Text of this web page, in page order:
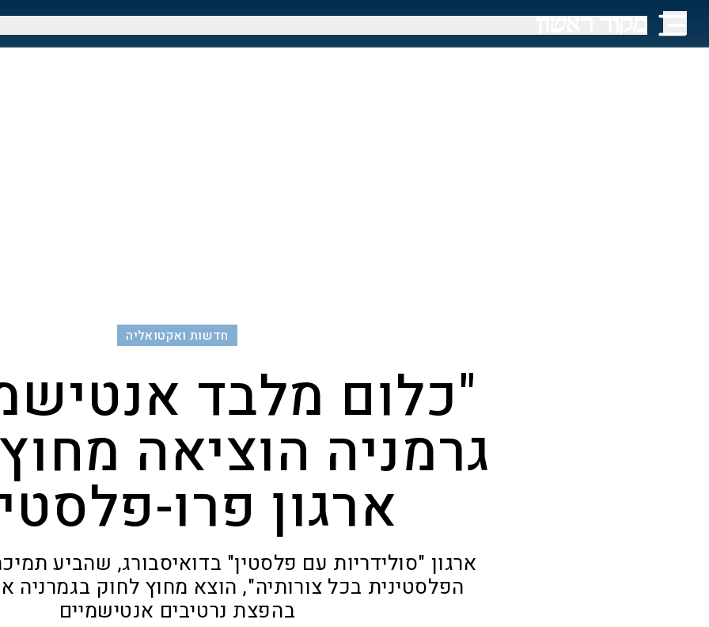
חדשות ואקטואליה
"כלום מלבד
גרמניה הוציאה
ארגון פרו-
ארגון "סולידריות עם פלסטין" בדואיסבורג, שהביע
הפלסטינית בכל צורותיה", הוצא מחוץ לחוק בגמרניה
בהפצת נרטיבים אנטישמיים